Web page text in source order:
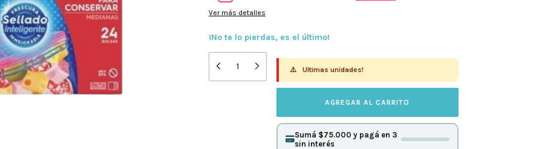
Ver más detalles
¡No te lo pierdas, es el último!
⚠️ Ultimas unidades!
Sumá $75.000 y pagá en 3
sin interés